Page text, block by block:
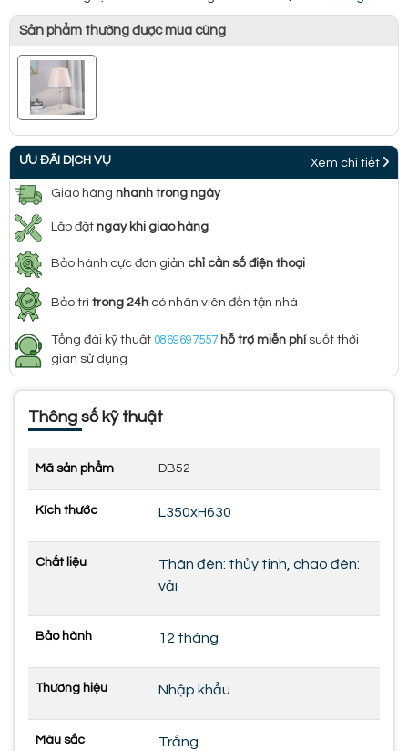
Sản phẩm thường được mua cùng
ƯU ĐÃI DỊCH VỤ Xem chi tiết
Giao hàng nhanh trong ngày
Lắp đặt ngay khi giao hàng
Bảo hành cực đơn giản chỉ cần số điện thoại
Bảo trì trong 24h có nhân viên đến tận nhà
Tổng đài kỹ thuật 0869697557 hỗ trợ miễn phísuốt thời
gian sử dụng
Thông số kỹ thuật
Mã sản phẩm DB52
Kích thước L350xH630
Chất liệu
Thân đèn: thủy tinh, chao đèn:
vải
Bảo hành 12 tháng
Thương hiệu Nhập khẩu
Màu sắc Trắng